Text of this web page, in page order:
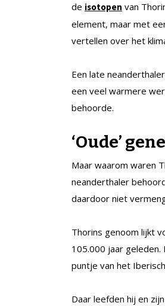
de isotopen van
element, maar met
vertellen over het
Een late
een veel warmere
behoorde.
‘Oude’
Maar waarom waren
neanderthaler
daardoor niet
Thorins genoom lijkt
105.000 jaar
puntje van het
Daar leefden hij en